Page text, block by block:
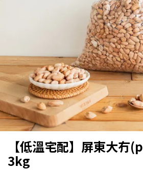
【低溫宅配】屏東大冇
3kg